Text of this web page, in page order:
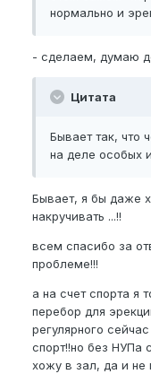
нормально и
- сделаем, думаю
Цитата
Бывает так, что
на деле особых
Бывает, я бы даже
накручивать ...!!
всем спасибо за
проблеме!!!
а на счет спорта я
перебор для
регулярного
спорт!!но без НУПа
хожу в зал, да и не